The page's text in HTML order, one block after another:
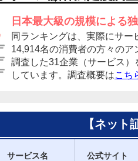
日本最大級の規模による
同ランキングは、実際にサー
14,914名の消費者の方々のア
調査した31企業（サービス）
しています。調査概要はこち
【ネッ
サービス名 公式サイト